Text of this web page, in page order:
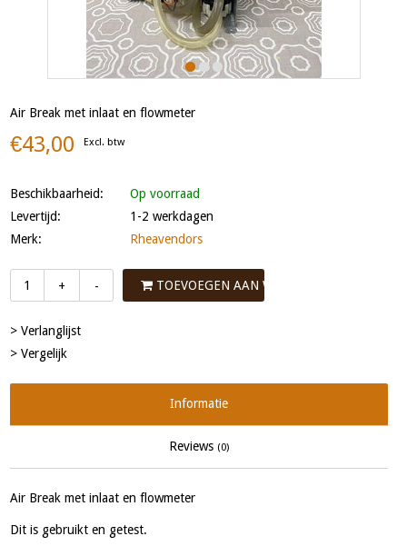
Air Break met inlaat en flowmeter
€43,00 Excl. btw
Beschikbaarheid:
Op voorraad
Levertijd:
1-2 werkdagen
Merk:
Rheavendors
+ - TOEVOEGEN AAN WINKELWAGEN
> Verlanglijst
> Vergelijk
Informatie
Reviews (0)
Air Break met inlaat en flowmeter
Dit is gebruikt en getest.